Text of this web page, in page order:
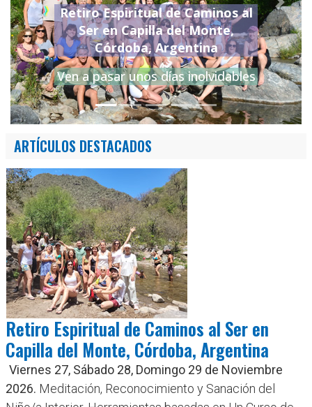
Retiro Espiritual de Caminos al
Ser en Capilla del Monte,
Córdoba, Argentina
Ven a pasar unos días inolvidables
Previo
ARTÍCULOS DESTACADOS
Retiro Espiritual de Caminos al Ser en
Capilla del Monte, Córdoba, Argentina
Viernes 27, Sábado 28, Domingo 29 de Noviembre
2026. Meditación, Reconocimiento y Sanación del